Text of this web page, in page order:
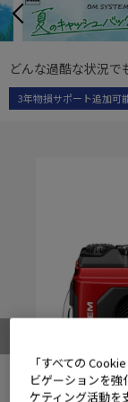
どんな過酷な状況
3年物損サポート追加可
「すべての
ビゲーションを
ケティング活動を